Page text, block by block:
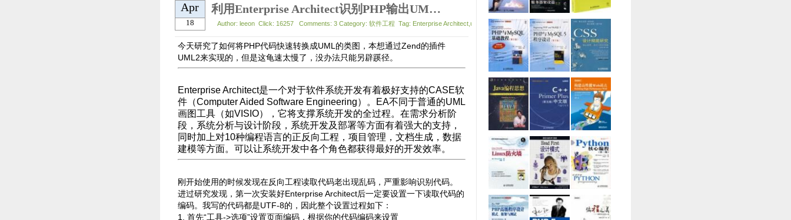
Apr
18
利用Enterprise Architect识别PHP输出UML图
Author: leeon Click: 16257 Comments: 3 Category: 软件工程 Tag: Enterprise Architect,uml,类图
今天研究了如何将PHP代码快速转换成UML的类图，本想通过Zend的插件
UML2来实现的，但是这龟速太慢了，没办法只能另辟蹊径。
Enterprise Architect是一个对于软件系统开发有着极好支持的CASE软
件（Computer Aided Software Engineering）。EA不同于普通的UML
画图工具（如VISIO），它将支撑系统开发的全过程。在需求分析阶
段，系统分析与设计阶段，系统开发及部署等方面有着强大的支持，
同时加上对10种编程语言的正反向工程，项目管理，文档生成，数据
建模等方面。可以让系统开发中各个角色都获得最好的开发效率。
刚开始使用的时候发现在反向工程读取代码老出现乱码，严重影响识别代码。
进过研究发现，第一次安装好Enterprise Architect后一定要设置一下读取代码的
编码。我写的代码都是UTF-8的，因此整个设置过程如下：
1. 首先“工具->选项”设置页面编码，根据你的代码编码来设置